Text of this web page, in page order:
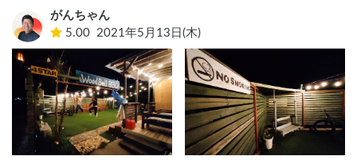
がんちゃん
5.00 2021年5月13日(木)